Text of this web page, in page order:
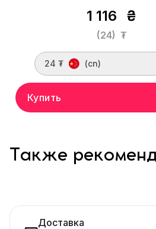
1 116 ₴
(24) ₮
24 ₮ (cn)
Купить
Также
Доставка